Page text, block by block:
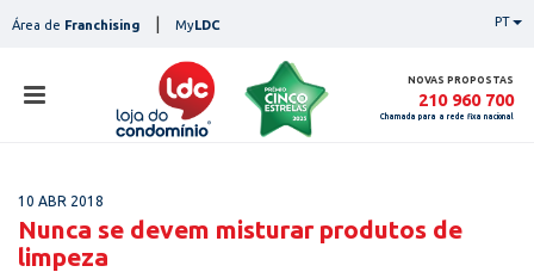
toÁrea de Franchising MyLDC PT
NOVAS PROPOSTAS
210 960 700
Chamada para a rede fixa nacional
10 ABR 2018
Nunca se devem misturar produtos de
limpeza